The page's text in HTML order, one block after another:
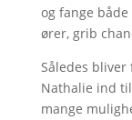
og fange
ører, grib
Således bliver
Nathalie ind
mange